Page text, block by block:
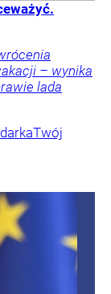
– wynika
lada
Twój